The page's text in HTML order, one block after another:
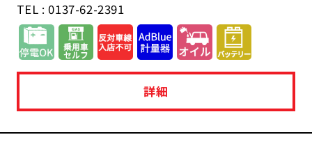
TEL : 0137-62-2391
詳細